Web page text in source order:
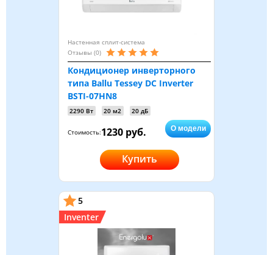
Настенная сплит-система
Отзывы (0)
Кондиционер инверторного
типа Ballu Tessey DC Inverter
BSTI-07HN8
2290 Вт 20 м2 20 дБ
Стоимость:1230 руб. О модели
Купить
5
Inventer